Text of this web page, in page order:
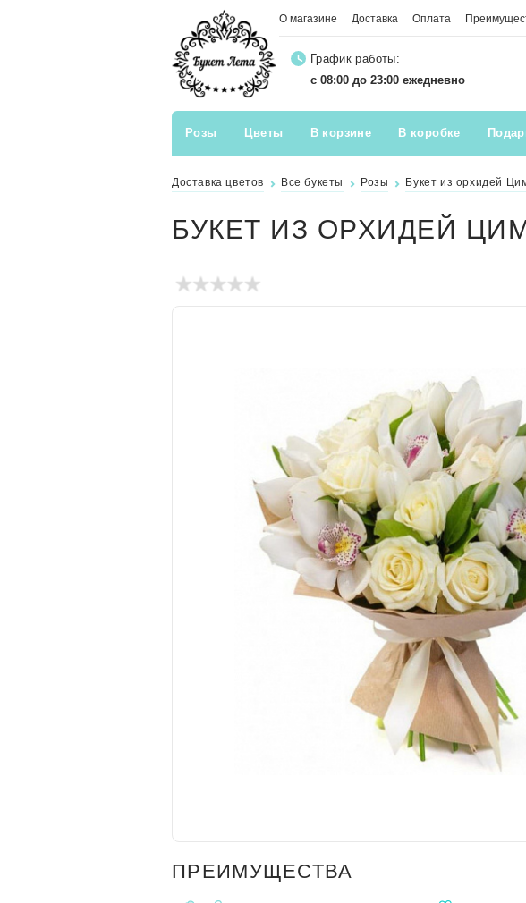
О магазине Доставка Оплата
График работы:
с 08:00 до 23:00 ежедневно
Розы Цветы В корзине В коробке
Доставка цветов Все букеты Розы Букет из орхидей
БУКЕТ ИЗ ОРХИДЕЙ
ПРЕИМУЩЕСТВА